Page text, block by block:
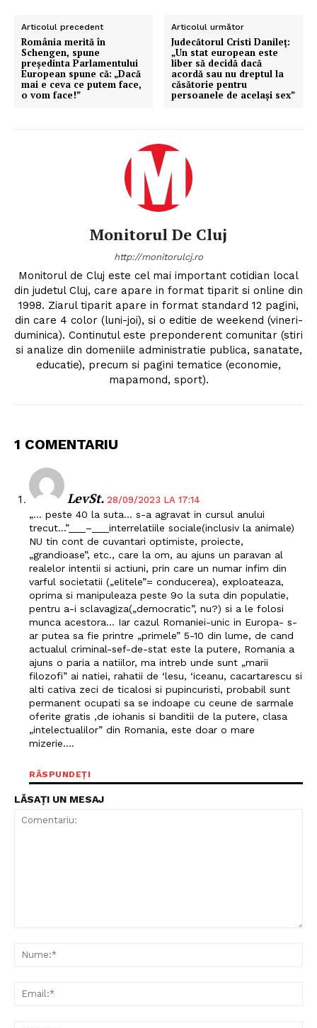
Articolul precedent
România merită în
Schengen, spune
președinta Parlamentului
European spune că: „Dacă
mai e ceva ce putem face,
o vom face!”
Articolul următor
Judecătorul Cristi Danileț:
„Un stat european este
liber să decidă dacă
acordă sau nu dreptul la
căsătorie pentru
persoanele de acelaşi sex”
Monitorul De Cluj
http://monitorulcj.ro
Monitorul de Cluj este cel mai important cotidian local
din judetul Cluj, care apare in format tiparit si online din
1998. Ziarul tiparit apare in format standard 12 pagini,
din care 4 color (luni-joi), si o editie de weekend (vineri-
duminica). Continutul este preponderent comunitar (stiri
si analize din domeniile administratie publica, sanatate,
educatie), precum si pagini tematice (economie,
mapamond, sport).
1 COMENTARIU
LevSt. 28/09/2023 LA 17:14
„… peste 40 la suta… s-a agravat in cursul anului
trecut…”___–___interrelatiile sociale(inclusiv la animale)
NU tin cont de cuvantari optimiste, proiecte,
„grandioase”, etc., care la om, au ajuns un paravan al
realelor intentii si actiuni, prin care un numar infim din
varful societatii („elitele”= conducerea), exploateaza,
oprima si manipuleaza peste 9o la suta din populatie,
pentru a-i sclavagiza(„democratic”, nu?) si a le folosi
munca acestora… Iar cazul Romaniei-unic in Europa- s-
ar putea sa fie printre „primele” 5-10 din lume, de cand
actualul criminal-sef-de-stat este la putere, Romania a
ajuns o paria a natiilor, ma intreb unde sunt „marii
filozofi” ai natiei, rahatii de ‘lesu, ‘iceanu, cacartarescu si
alti cativa zeci de ticalosi si pupincuristi, probabil sunt
permanent ocupati sa se indoape cu ceune de sarmale
oferite gratis ,de iohanis si banditii de la putere, clasa
„intelectualilor” din Romania, este doar o mare
mizerie….
RĂSPUNDEȚI
LĂSAȚI UN MESAJ